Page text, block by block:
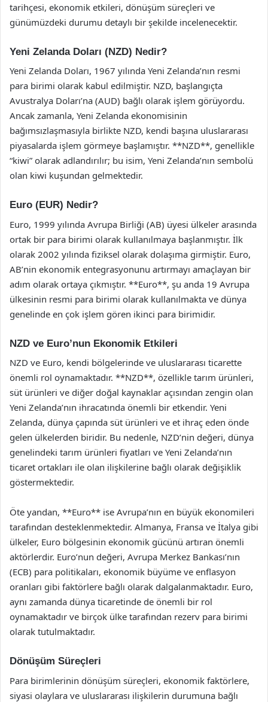
tarihçesi, ekonomik etkileri, dönüşüm süreçleri ve
günümüzdeki durumu detaylı bir şekilde incelenecektir.
Yeni Zelanda Doları (NZD) Nedir?
Yeni Zelanda Doları, 1967 yılında Yeni Zelanda’nın resmi
para birimi olarak kabul edilmiştir. NZD, başlangıçta
Avustralya Doları’na (AUD) bağlı olarak işlem görüyordu.
Ancak zamanla, Yeni Zelanda ekonomisinin
bağımsızlaşmasıyla birlikte NZD, kendi başına uluslararası
piyasalarda işlem görmeye başlamıştır. **NZD**, genellikle
“kiwi” olarak adlandırılır; bu isim, Yeni Zelanda’nın sembolü
olan kiwi kuşundan gelmektedir.
Euro (EUR) Nedir?
Euro, 1999 yılında Avrupa Birliği (AB) üyesi ülkeler arasında
ortak bir para birimi olarak kullanılmaya başlanmıştır. İlk
olarak 2002 yılında fiziksel olarak dolaşıma girmiştir. Euro,
AB’nin ekonomik entegrasyonunu artırmayı amaçlayan bir
adım olarak ortaya çıkmıştır. **Euro**, şu anda 19 Avrupa
ülkesinin resmi para birimi olarak kullanılmakta ve dünya
genelinde en çok işlem gören ikinci para birimidir.
NZD ve Euro’nun Ekonomik Etkileri
NZD ve Euro, kendi bölgelerinde ve uluslararası ticarette
önemli rol oynamaktadır. **NZD**, özellikle tarım ürünleri,
süt ürünleri ve diğer doğal kaynaklar açısından zengin olan
Yeni Zelanda’nın ihracatında önemli bir etkendir. Yeni
Zelanda, dünya çapında süt ürünleri ve et ihraç eden önde
gelen ülkelerden biridir. Bu nedenle, NZD’nin değeri, dünya
genelindeki tarım ürünleri fiyatları ve Yeni Zelanda’nın
ticaret ortakları ile olan ilişkilerine bağlı olarak değişiklik
göstermektedir.
Öte yandan, **Euro** ise Avrupa’nın en büyük ekonomileri
tarafından desteklenmektedir. Almanya, Fransa ve İtalya gibi
ülkeler, Euro bölgesinin ekonomik gücünü artıran önemli
aktörlerdir. Euro’nun değeri, Avrupa Merkez Bankası’nın
(ECB) para politikaları, ekonomik büyüme ve enflasyon
oranları gibi faktörlere bağlı olarak dalgalanmaktadır. Euro,
aynı zamanda dünya ticaretinde de önemli bir rol
oynamaktadır ve birçok ülke tarafından rezerv para birimi
olarak tutulmaktadır.
Dönüşüm Süreçleri
Para birimlerinin dönüşüm süreçleri, ekonomik faktörlere,
siyasi olaylara ve uluslararası ilişkilerin durumuna bağlı